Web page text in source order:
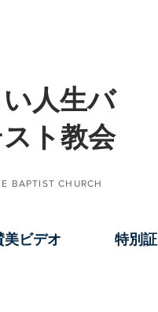
人生バ
ト教会
BAPTIST CHURCH
美ビデオ 特別証